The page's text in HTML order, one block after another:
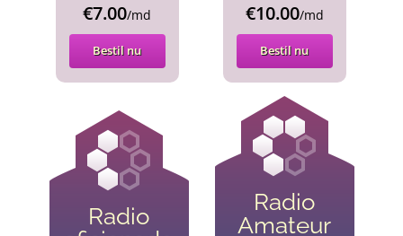
€7.00/md
Bestil nu
€10.00/md
Bestil nu
Radio
Radio
Amateur